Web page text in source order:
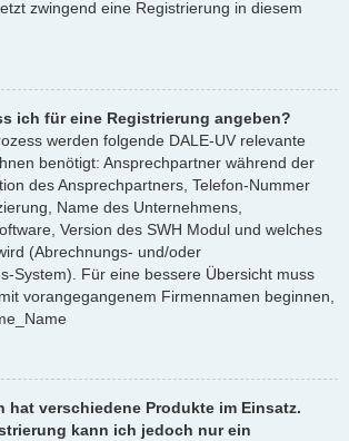
zwingend eine Registrierung in diesem
ich für eine Registrierung angeben?
werden folgende DALE-UV relevante
benötigt: Ansprechpartner während der
des Ansprechpartners, Telefon-Nummer
Name des Unternehmens,
Version des SWH Modul und welches
(Abrechnungs- und/oder
System). Für eine bessere Übersicht muss
vorangegangenem Firmennamen beginnen,
hat verschiedene Produkte im Einsatz.
kann ich jedoch nur ein